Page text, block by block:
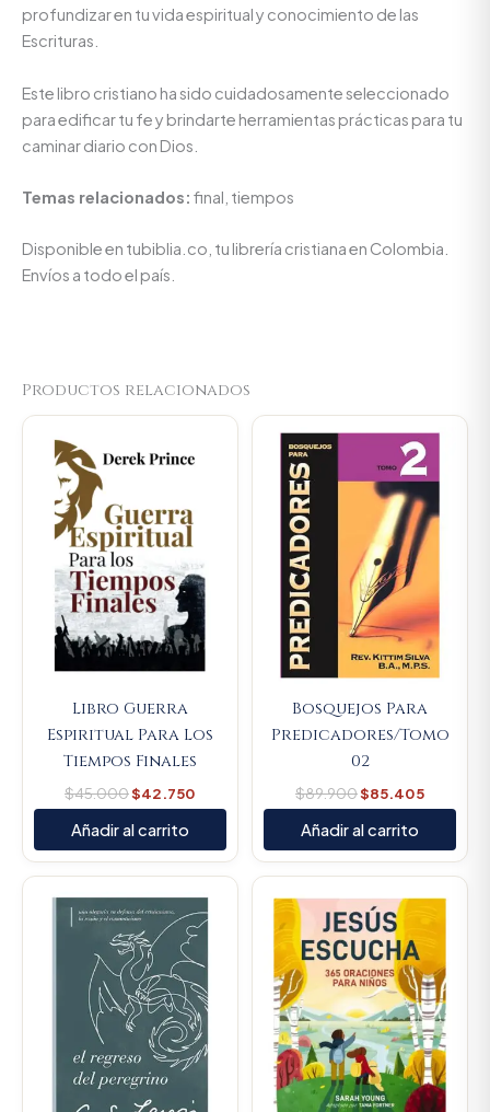
profundizar en tu vida espiritual y conocimiento de las
Escrituras.
Este libro cristiano ha sido cuidadosamente seleccionado
para edificar tu fe y brindarte herramientas prácticas para tu
caminar diario con Dios.
Temas relacionados: final, tiempos
Disponible en tubiblia.co, tu librería cristiana en Colombia.
Envíos a todo el país.
Productos relacionados
Libro Guerra
Espiritual Para Los
Tiempos Finales
$45.000
was:
$42.750
Current
Añadir al carrito
Bosquejos Para
Predicadores/Tomo
02
$89.900
was:
$89.900.
$85.405
Current
price
is:
Añadir al carrito
price
was:
$74.100.
Current
price
is:
$70.395.
price
was:
$80.100.
Current
price
is: